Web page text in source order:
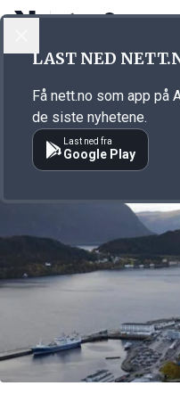
Annonsørinnhold
LAST NED
Få nett.no som app på
de siste nyhetene.
Last ned fra
Google Play